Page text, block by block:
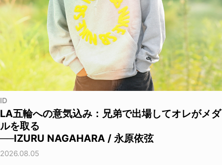
ID
LA五輪への意気込み：兄弟で出場してオレがメダ
ルを取る
──IZURU NAGAHARA / 永原依弦
2026.08.05